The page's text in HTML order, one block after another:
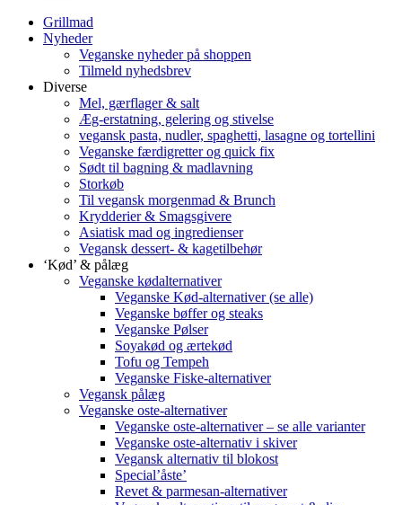
Grillmad
Nyheder
Veganske nyheder på shoppen
Tilmeld nyhedsbrev
Diverse
Mel, gærflager & salt
Æg-erstatning, gelering og stivelse
vegansk pasta, nudler, spaghetti, lasagne og tortellini
Veganske færdigretter og quick fix
Sødt til bagning & madlavning
Storkøb
Til vegansk morgenmad & Brunch
Krydderier & Smagsgivere
Asiatisk mad og ingredienser
Vegansk dessert- & kagetilbehør
‘Kød’ & pålæg
Veganske kødalternativer
Veganske Kød-alternativer (se alle)
Veganske bøffer og steaks
Veganske Pølser
Soyakød og ærtekød
Tofu og Tempeh
Veganske Fiske-alternativer
Vegansk pålæg
Veganske oste-alternativer
Veganske oste-alternativer – se alle varianter
Veganske oste-alternativ i skiver
Vegansk alternativ til blokost
Special’åste’
Revet & parmesan-alternativer